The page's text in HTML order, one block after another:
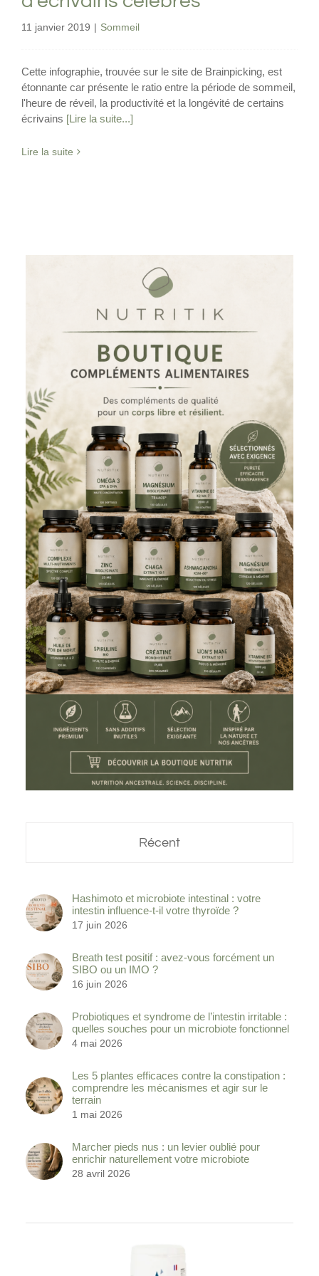
11 janvier 2019 | Sommeil
Cette infographie, trouvée sur le site de Brainpicking, est
étonnante car présente le ratio entre la période de sommeil,
l'heure de réveil, la productivité et la longévité de certains
écrivains [Lire la suite...]
Lire la suite
Récent
Hashimoto et microbiote intestinal : votre
intestin influence-t-il votre thyroïde ?
17 juin 2026
Breath test positif : avez-vous forcément un
SIBO ou un IMO ?
16 juin 2026
Probiotiques et syndrome de l’intestin irritable :
quelles souches pour un microbiote fonctionnel
4 mai 2026
Les 5 plantes efficaces contre la constipation :
comprendre les mécanismes et agir sur le
terrain
1 mai 2026
Marcher pieds nus : un levier oublié pour
enrichir naturellement votre microbiote
28 avril 2026